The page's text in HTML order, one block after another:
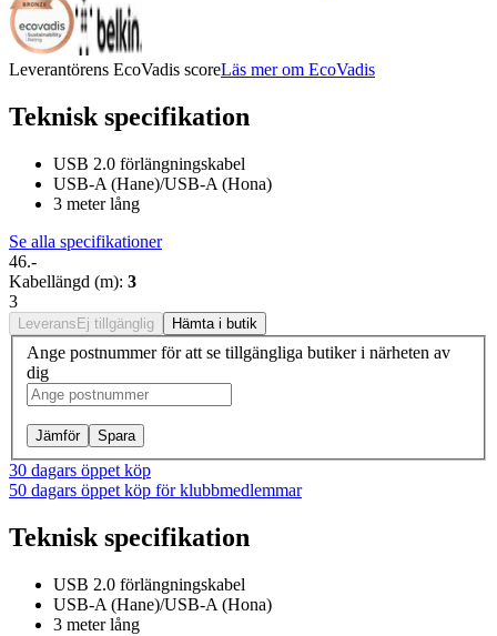
Leverantörens EcoVadis scoreLäs mer om EcoVadis
Teknisk specifikation
USB 2.0 förlängningskabel
USB-A (Hane)/USB-A (Hona)
3 meter lång
Se alla specifikationer
46.-
Kabellängd (m): 3
3
Leverans Ej tillgänglig Hämta i butik
Ange postnummer för att se tillgängliga butiker i närheten av
dig
Jämför Spara
30 dagars öppet köp
50 dagars öppet köp för klubbmedlemmar
Teknisk specifikation
USB 2.0 förlängningskabel
USB-A (Hane)/USB-A (Hona)
3 meter lång